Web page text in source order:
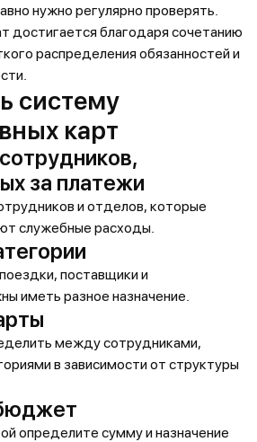
нужно регулярно проверять.
достигается благодаря сочетанию
распределения обязанностей и
систему
карт
за платежи
и отделов, которые
служебные расходы.
поставщики и
иметь разное назначение.
между сотрудниками,
в зависимости от структуры
определите сумму и назначение